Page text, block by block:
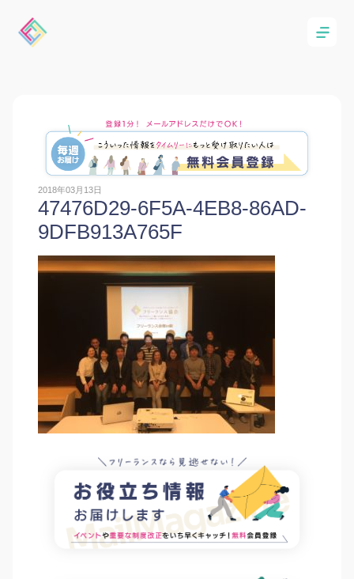
2018年03月13日
47476D29-6F5A-4EB8-86AD-
9DFB913A765F